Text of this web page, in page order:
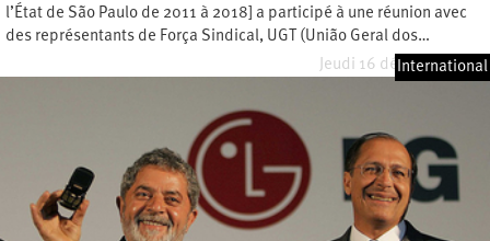
l’État de São Paulo de 2011 à 2018] a participé à une réunion avec
des représentants de Força Sindical, UGT (União Geral dos…
Jeudi 16 décembre 2021
International